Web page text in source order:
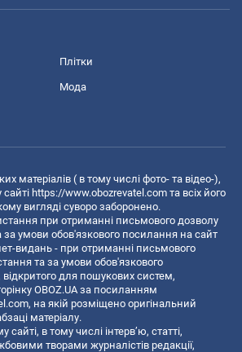
Плітки
Мода
матеріалів ( в тому числі фото- та відео-),
https://www.obozrevatel.com та всіх його
вигляді суворо заборонено.
при отриманні письмового дозволу
за умови обов'язкового посилання на сайт
видань - при отриманні письмового
та за умови обов'язкового
для пошукових систем,
OBOZ.UA за посиланням
, на якій розміщено оригінальний
матеріалу.
сайті, в тому числі інтерв’ю, статті,
творами журналістів редакції,